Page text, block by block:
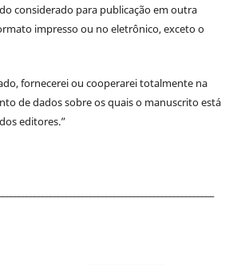
considerado para publicação em outra
impresso ou no eletrônico, exceto o
fornecerei ou cooperarei totalmente na
de dados sobre os quais o manuscrito está
editores.”